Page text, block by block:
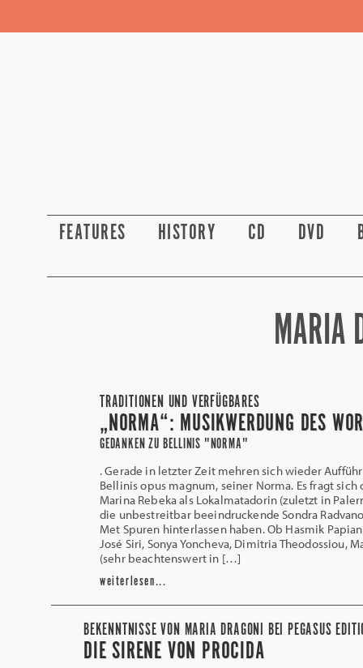
FEATURES HISTORY CD DVD
MARIA
TRADITIONEN UND VERFÜGBARES
„NORMA“: MUSIKWERDUNG DES
GEDANKEN ZU BELLINIS "NORMA"
. Gerade in letzter Zeit mehren sich wieder
Bellinis opus magnum, seiner Norma. Es fragt sich
Marina Rebeka als Lokalmatadorin (zuletzt in
die unbestreitbar beeindruckende Sondra
Met Spuren hinterlassen haben. Ob Hasmik
José Siri, Sonya Yoncheva, Dimitria Theodossiou,
(sehr beachtenswert in […]
weiterlesen...
BEKENNTNISSE VON MARIA DRAGONI BEI PEGASUS
DIE SIRENE VON PROCIDA